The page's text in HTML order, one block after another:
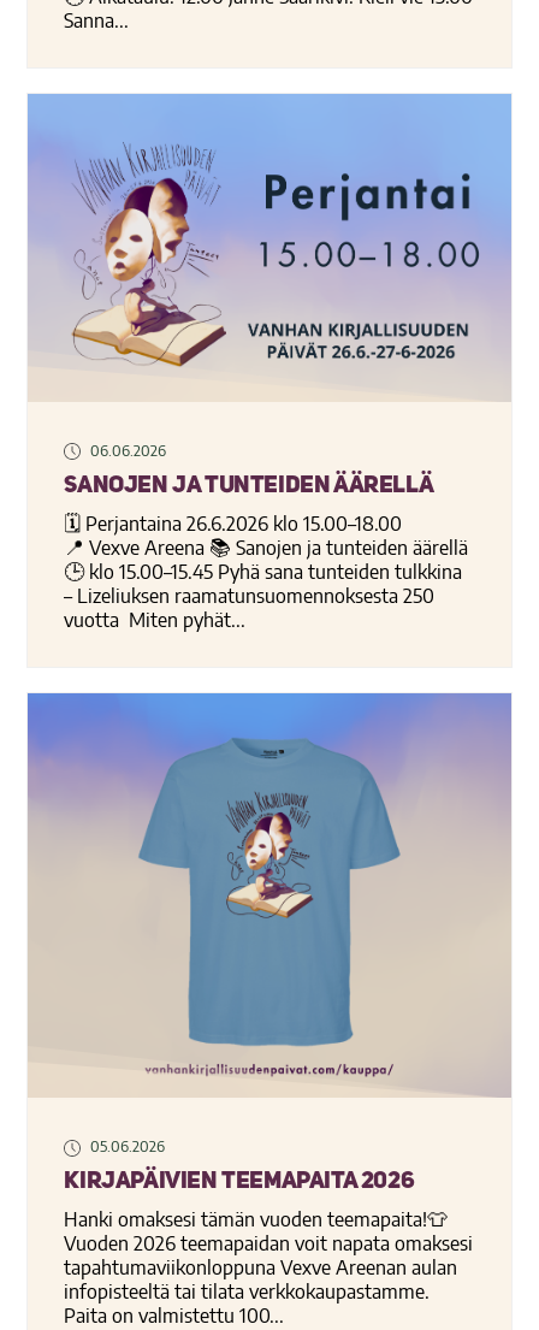
Sanna...
06.06.2026
Sanojen ja tunteiden äärellä
🗓️ Perjantaina 26.6.2026 klo 15.00–18.00
📍 Vexve Areena 📚 Sanojen ja tunteiden äärellä
🕒 klo 15.00–15.45 Pyhä sana tunteiden tulkkina
– Lizeliuksen raamatunsuomennoksesta 250
vuotta Miten pyhät...
05.06.2026
Kirjapäivien teemapaita 2026
Hanki omaksesi tämän vuoden teemapaita!👕
Vuoden 2026 teemapaidan voit napata omaksesi
tapahtumaviikonloppuna Vexve Areenan aulan
infopisteeltä tai tilata verkkokaupastamme.
Paita on valmistettu 100...